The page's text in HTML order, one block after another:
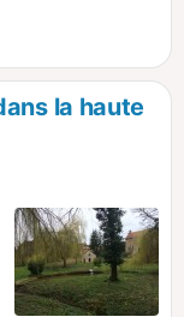
la haute